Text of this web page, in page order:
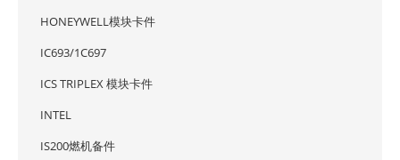
HONEYWELL模块卡件
IC693/1C697
ICS TRIPLEX 模块卡件
INTEL
IS200燃机备件